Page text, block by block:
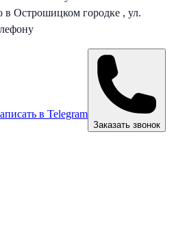
Острошицком городке , ул.
в Telegram
Заказать звонок